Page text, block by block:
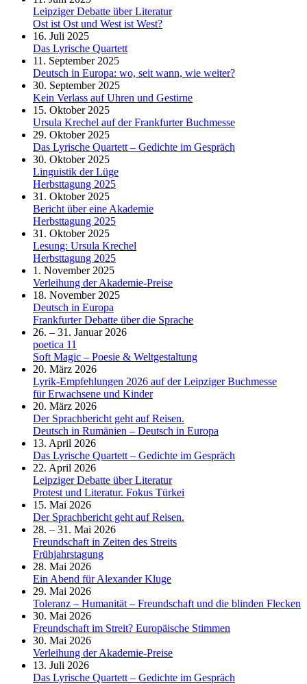
Leipziger Debatte über Literatur
Ost ist Ost und West ist West?
16. Juli 2025
Das Lyrische Quartett
11. September 2025
Deutsch in Europa: wo, seit wann, wie weiter?
30. September 2025
Kein Verlass auf Uhren und Gestirne
15. Oktober 2025
Ursula Krechel auf der Frankfurter Buchmesse
29. Oktober 2025
Das Lyrische Quartett – Gedichte im Gespräch
30. Oktober 2025
Linguistik der Lüge
Herbsttagung 2025
31. Oktober 2025
Bericht über eine Akademie
Herbsttagung 2025
31. Oktober 2025
Lesung: Ursula Krechel
Herbsttagung 2025
1. November 2025
Verleihung der Akademie-Preise
18. November 2025
Deutsch in Europa
Frankfurter Debatte über die Sprache
26. – 31. Januar 2026
poetica 11
Soft Magic – Poesie & Weltgestaltung
20. März 2026
Lyrik-Empfehlungen 2026 auf der Leipziger Buchmesse
für Erwachsene und Kinder
20. März 2026
Der Sprachbericht geht auf Reisen.
Deutsch in Rumänien – Deutsch in Europa
13. April 2026
Das Lyrische Quartett – Gedichte im Gespräch
22. April 2026
Leipziger Debatte über Literatur
Protest und Literatur. Fokus Türkei
15. Mai 2026
Der Sprachbericht geht auf Reisen.
28. – 31. Mai 2026
Freundschaft in Zeiten des Streits
Frühjahrstagung
28. Mai 2026
Ein Abend für Alexander Kluge
29. Mai 2026
Toleranz – Humanität – Freundschaft und die blinden Flecken
30. Mai 2026
Freundschaft im Streit? Europäische Stimmen
30. Mai 2026
Verleihung der Akademie-Preise
13. Juli 2026
Das Lyrische Quartett – Gedichte im Gespräch